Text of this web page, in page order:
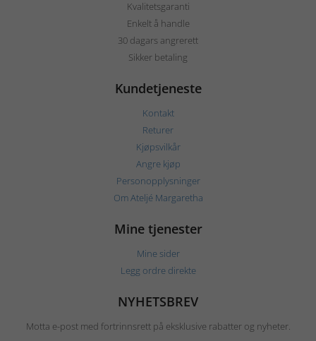
Kvalitetsgaranti
Enkelt å handle
30 dagars angrerett
Sikker betaling
Kundetjeneste
Kontakt
Returer
Kjøpsvilkår
Angre kjøp
Personopplysninger
Om Ateljé Margaretha
Mine tjenester
Mine sider
Legg ordre direkte
NYHETSBREV
Motta e-post med fortrinnsrett på eksklusive rabatter og nyheter.